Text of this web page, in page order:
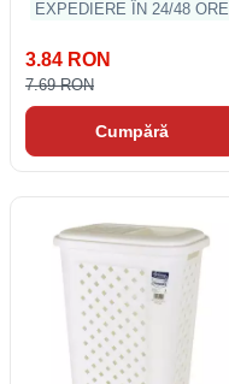
EXPEDIERE ÎN 24/48 ORE
3.84 RON
7.69 RON
Cumpără